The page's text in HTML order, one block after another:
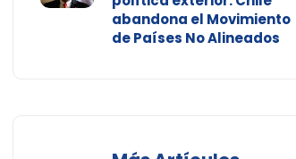
abandona el Movimiento
de Países No Alineados